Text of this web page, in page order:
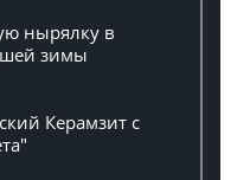
нырялку в
зимы
Керамзит с